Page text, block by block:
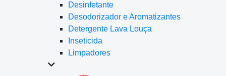
Desinfetante
Desodorizador e Aromatizantes
Detergente Lava Louça
Inseticida
Limpadores